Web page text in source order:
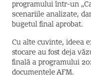
programului într-un
scenariile analizate,
bugetul final aprobat.
Cu alte cuvinte, ideea
stocare au fost deja
finală a programului
documentele AFM.